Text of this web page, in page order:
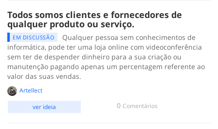
Todos somos clientes e fornecedores de
qualquer produto ou serviço.
EM DISCUSSÃO
Qualquer pessoa sem conhecimentos de
informática, pode ter uma loja online com videoconferência
sem ter de despender dinheiro para a sua criação ou
manutenção pagando apenas um percentagem referente ao
valor das suas vendas.
Artellect
0 Comentários
ver ideia